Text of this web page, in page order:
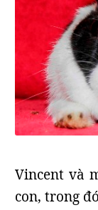
Vincent và
con, trong